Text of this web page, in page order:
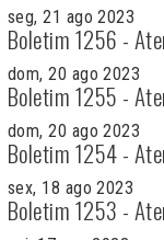
seg, 21 ago 2023
Boletim 1256 -
dom, 20 ago 2023
Boletim 1255 -
dom, 20 ago 2023
Boletim 1254 -
sex, 18 ago 2023
Boletim 1253 -